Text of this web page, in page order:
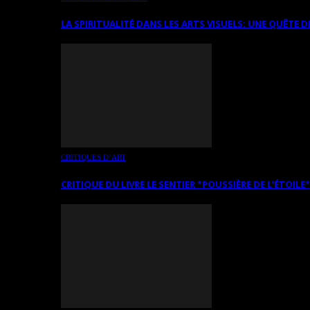
LA SPIRITUALITÉ DANS LES ARTS VISUELS: UNE QUÊTE
CRITIQUES D’ART
CRITIQUE DU LIVRE LE SENTIER *POUSSIÈRE DE L’ÉTOILE*